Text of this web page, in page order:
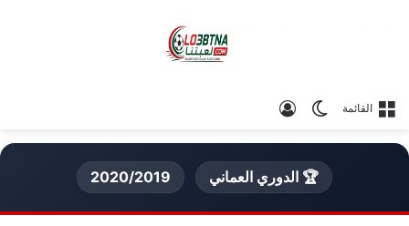
القائمة الوضع المظلم
🏆 الدوري العماني 2020/2019